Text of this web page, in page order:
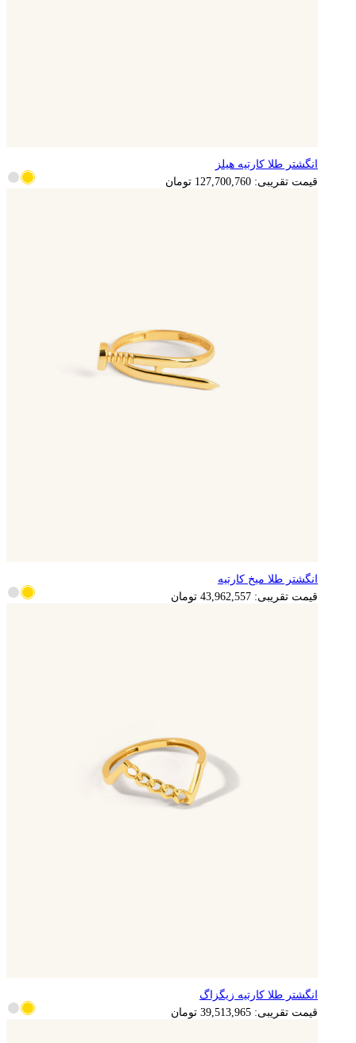
انگشتر طلا کارتیه هیلز
قیمت تقریبی:127,700,760 تومان
8,792,511 تومانانگشتر طلا میخ کارتیه
قیمت تقریبی:43,962,557 تومان
7,902,793 تومان
انگشتر طلا کارتیه زیگزاگ
قیمت تقریبی:39,513,965 تومان